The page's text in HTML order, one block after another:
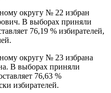
округу № 22 избран
В выборах приняли
76,19 % избирателей,
округу № 23 избрана
В выборах приняли
76,63 %
избирателей.